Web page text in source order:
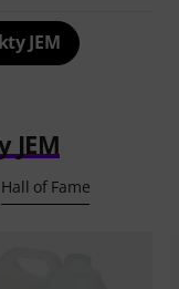
JEM
JEM
Hall of Fame